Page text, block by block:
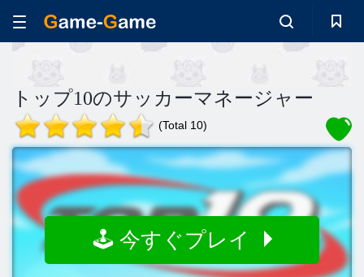
トップ10のサッカーマネージャー
(Total 10)
🕹️ 今すぐプレイ